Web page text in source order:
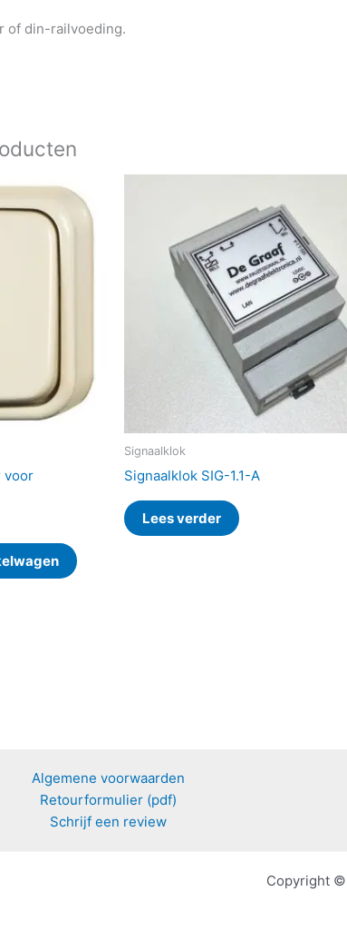
of din-railvoeding.
voor
Signaalklok
Signaalklok SIG-1.1-A
Lees verder
Algemene voorwaarden
Retourformulier (pdf)
Schrijf een review
Copyright ©